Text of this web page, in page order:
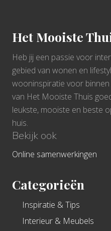
Het Mooiste
Heb jij een passie voor
gebied van wonen en
wooninspiratie voor
van Het Mooiste Thuis
leukste, mooiste en beste
huis.
Bekijk ook
Online samenwerkingen
Categorieën
Inspiratie & Tips
Interieur & Meubels